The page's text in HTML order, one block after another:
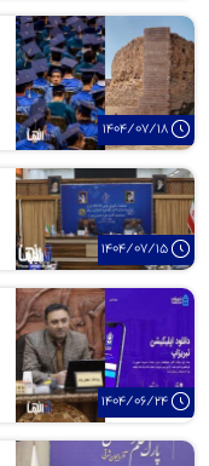
1404/07/18
1404/07/15
1404/06/24